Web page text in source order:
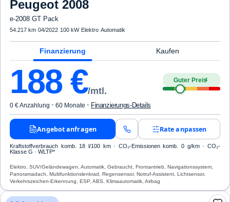
Peugeot 2008
e-2008 GT Pack
54.217 km·04/2022· 100 kW· Elektro·Automatik
Finanzierung Kaufen
188€/mtl.
Guter Preis4
0 € Anzahlung · 60 Monate · Finanzierungs-Details
Angebot anfragen Rate anpassen
Kraftstoffverbrauch komb. 18 l/100 km · CO₂-Emissionen komb. 0 g/km · CO₂-
Klasse G · WLTP*
Elektro, SUV/Geländewagen, Automatik, Gebraucht, Frontantrieb, Navigationssystem,
Panoramadach, Multifunktionslenkrad, Regensensor, Notruf-Assistent, Lichtsensor,
Verkehrszeichen-Erkennung, ESP, ABS, Klimaautomatik, Airbag